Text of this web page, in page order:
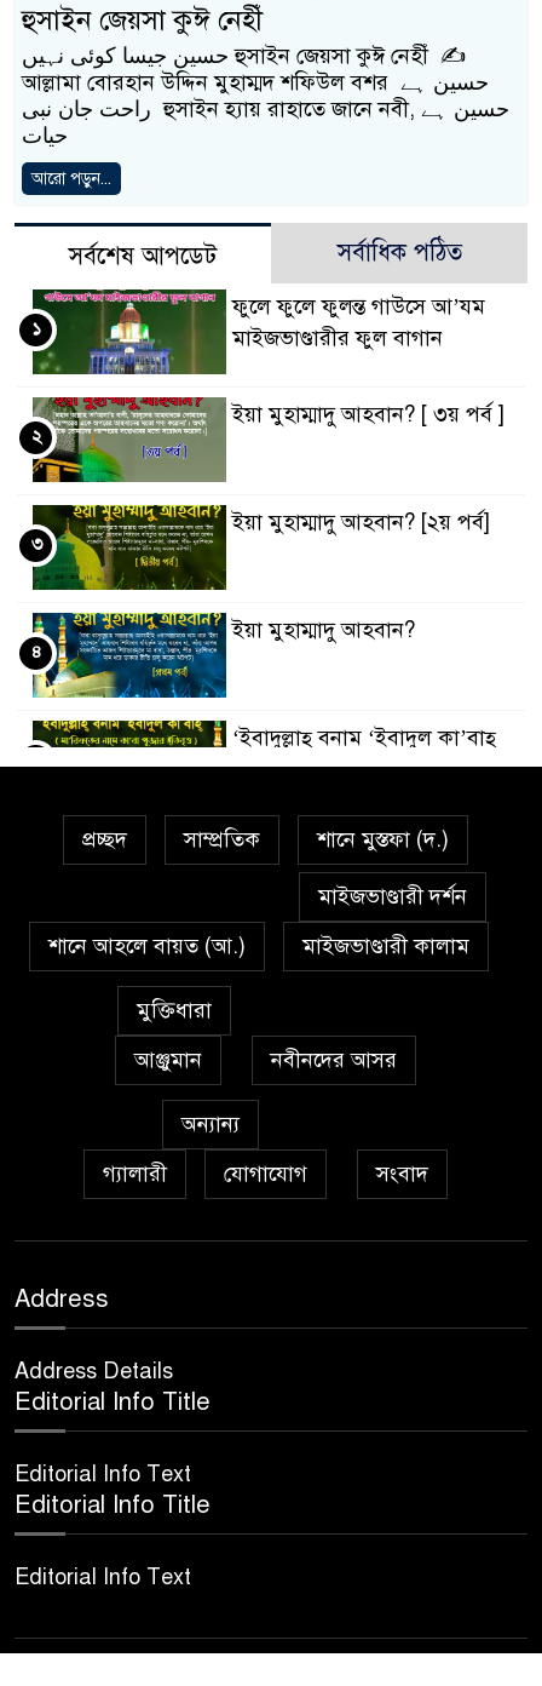
হুসাইন জেয়সা কুঈ নেহীঁ
حسین جیسا کوئی نہیں হুসাইন জেয়সা কুঈ নেহীঁ ✍️
আল্লামা বোরহান উদ্দিন মুহাম্মদ শফিউল বশর حسین ہے
راحت جان نبی হুসাইন হ্যায় রাহাতে জানে নবী, حسین ہے
حیات
আরো পড়ুন...
সর্বশেষ আপডেট সর্বাধিক পঠিত
ফুলে ফুলে ফুলন্ত গাউসে আ’যম
মাইজভাণ্ডারীর ফুল বাগান
১
ইয়া মুহাম্মাদু আহবান? [ ৩য় পর্ব ]
২
ইয়া মুহাম্মাদু আহবান? [২য় পর্ব]
৩
ইয়া মুহাম্মাদু আহবান?
৪
‘ইবাদুল্লাহ্ বনাম ‘ইবাদুল কা’বাহ্
সর্বকালের সব সমস্যার সমাধানের
একমাত্র উপায় মহানবী (দঃ) আদর্শ
প্রেমাস্পদের গলি
অঞ্চল ভিত্তিক জশনে জুলূসে ঈদে
মিলাদুন্নবী এর গুরুত্ব
আইয়ূবীদের গ্রীবায় মারওয়ানী
১০
‘উরসে পাক সম্পন্ন
প্রচ্ছদ সাম্প্রতিক শানে মুস্তফা (দ.)
শানে আহলে বায়ত (আ.)
মাইজভাণ্ডারী দর্শন
মাইজভাণ্ডারী কালাম
মুক্তিধারা
আঞ্জুমান
নবীনদের আসর
অন্যান্য
গ্যালারী
যোগাযোগ সংবাদ
Address
Address Details
Editorial Info Title
Editorial Info Text
Editorial Info Title
Editorial Info Text